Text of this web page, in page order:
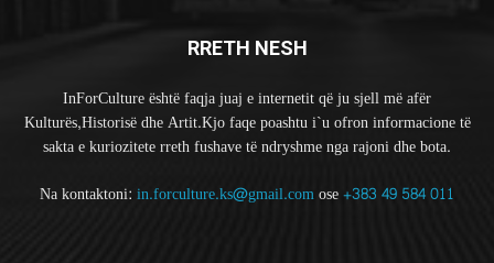
RRETH NESH
InForCulture është faqja juaj e internetit që ju sjell më afër
Kulturës,Historisë dhe Artit.Kjo faqe poashtu i`u ofron informacione të
sakta e kuriozitete rreth fushave të ndryshme nga rajoni dhe bota.
Na kontaktoni: in.forculture.ks@gmail.comose+383 49 584 011